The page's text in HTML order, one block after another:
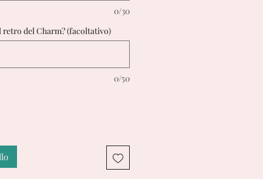
0/30
retro del Charm? (facoltativo)
0/50